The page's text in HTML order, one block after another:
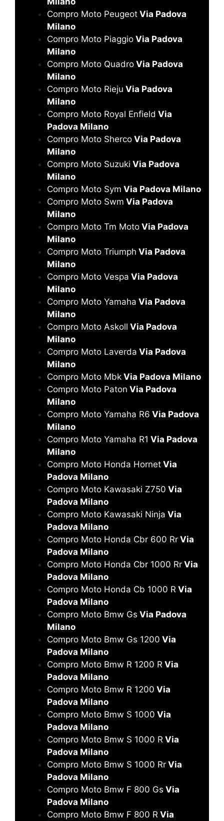
Compro Moto Peugeot Via Padova
Milano
Compro Moto Piaggio Via Padova
Milano
Compro Moto Quadro Via Padova
Milano
Compro Moto Rieju Via Padova
Milano
Compro Moto Royal Enfield Via
Padova Milano
Compro Moto Sherco Via Padova
Milano
Compro Moto Suzuki Via Padova
Milano
Compro Moto Sym Via Padova Milano
Compro Moto Swm Via Padova
Milano
Compro Moto Tm Moto Via Padova
Milano
Compro Moto Triumph Via Padova
Milano
Compro Moto Vespa Via Padova
Milano
Compro Moto Yamaha Via Padova
Milano
Compro Moto Askoll Via Padova
Milano
Compro Moto Laverda Via Padova
Milano
Compro Moto Mbk Via Padova Milano
Compro Moto Paton Via Padova
Milano
Compro Moto Yamaha R6 Via Padova
Milano
Compro Moto Yamaha R1 Via Padova
Milano
Compro Moto Honda Hornet Via
Padova Milano
Compro Moto Kawasaki Z750 Via
Padova Milano
Compro Moto Kawasaki Ninja Via
Padova Milano
Compro Moto Honda Cbr 600 Rr Via
Padova Milano
Compro Moto Honda Cbr 1000 Rr Via
Padova Milano
Compro Moto Honda Cb 1000 R Via
Padova Milano
Compro Moto Bmw Gs Via Padova
Milano
Compro Moto Bmw Gs 1200 Via
Padova Milano
Compro Moto Bmw R 1200 R Via
Padova Milano
Compro Moto Bmw R 1200 Via
Padova Milano
Compro Moto Bmw S 1000 Via
Padova Milano
Compro Moto Bmw S 1000 R Via
Padova Milano
Compro Moto Bmw S 1000 Rr Via
Padova Milano
Compro Moto Bmw F 800 Gs Via
Padova Milano
Compro Moto Bmw F 800 R Via